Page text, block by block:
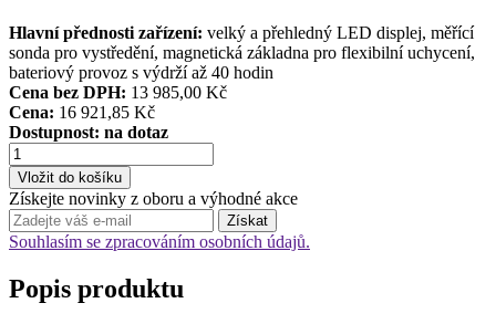
Hlavní přednosti zařízení: velký a přehledný LED displej, měřící
sonda pro vystředění, magnetická základna pro flexibilní uchycení,
bateriový provoz s výdrží až 40 hodin
Cena bez DPH: 13 985,00 Kč
Cena: 16 921,85 Kč
Dostupnost: na dotaz
Získejte novinky z oboru a výhodné akce
Souhlasím se zpracováním osobních údajů.
Popis produktu